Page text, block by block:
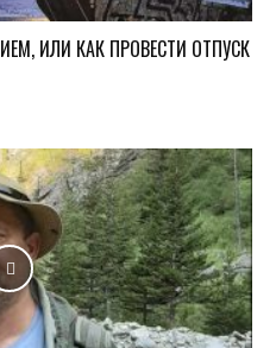
ИЛИ КАК ПРОВЕСТИ ОТПУСК